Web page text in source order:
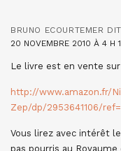
BRUNO ECOURTEMER
20 NOVEMBRE 2010 À 4 H
Le livre est en vente
http://www.amazon.fr/
Zep/dp/2953641106/
Vous lirez avec intérêt
pas pourris au Royaume